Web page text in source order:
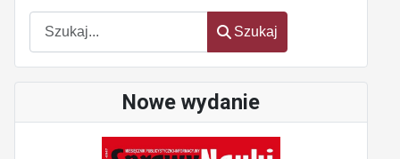
Szukaj
Szukaj
Nowe wydanie